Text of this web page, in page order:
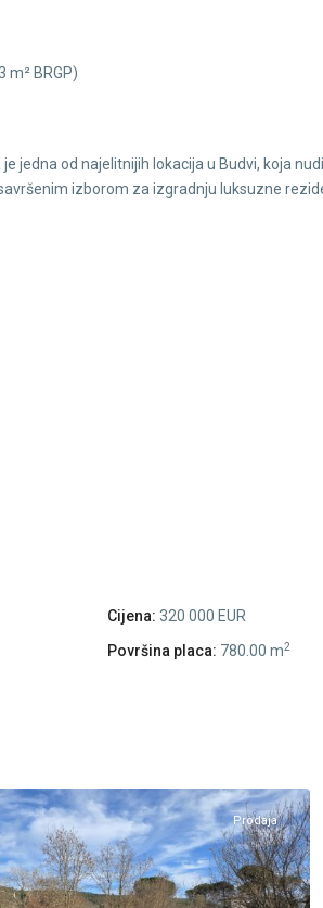
BRGP)
jedna od najelitnijih lokacija u Budvi, koja
izborom za izgradnju luksuzne
Cijena: 320 000 EUR
Površina placa: 780.00 m2
Prodaja